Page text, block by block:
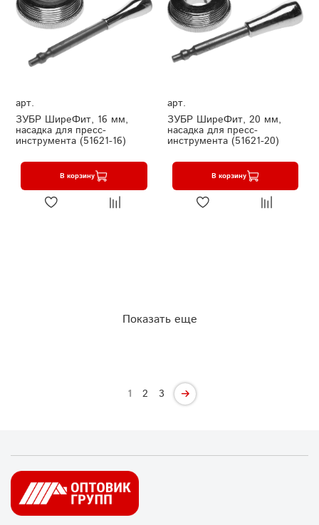
арт.
ЗУБР ШиреФит, 16 мм,
насадка для пресс-
инструмента (51621-16)
В корзину
арт.
ЗУБР ШиреФит, 20 мм,
насадка для пресс-
инструмента (51621-20)
В корзину
Показать еще
1 2 3